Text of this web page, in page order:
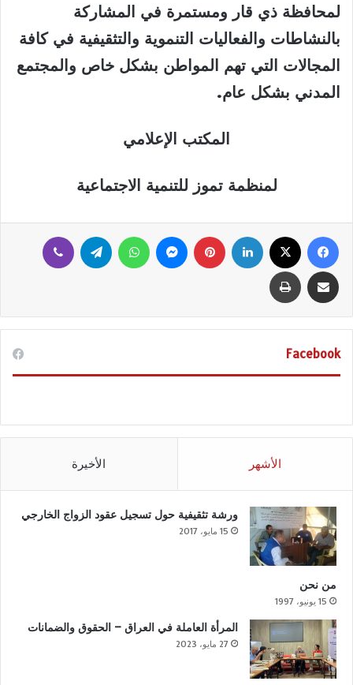
لمحافظة ذي قار ومستمرة في المشاركة
بالنشاطات والفعاليات التنموية والتثقيفية في كافة
المجالات التي تهم المواطن بشكل خاص والمجتمع
المدني بشكل عام.
المكتب الإعلامي
لمنظمة تموز للتنمية الاجتماعية
فيسبوك لينكدإن بينتيريست ماسنجر واتساب تيلقرام
مشاركة عبر البريد طباعة
Facebook
الأشهر الأخيرة
ورشة تثقيفية حول تسجيل عقود الزواج الخارجي
15 مايو، 2017
من نحن
15 يونيو، 1997
المرأة العاملة في العراق – الحقوق والضمانات
27 مايو، 2023